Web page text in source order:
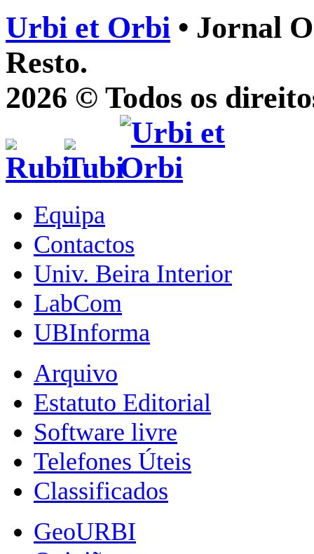
Urbi et Orbi • Jornal
Resto.
2026 © Todos os
Equipa
Contactos
Univ. Beira Interior
LabCom
UBInforma
Arquivo
Estatuto Editorial
Software livre
Telefones Úteis
Classificados
GeoURBI